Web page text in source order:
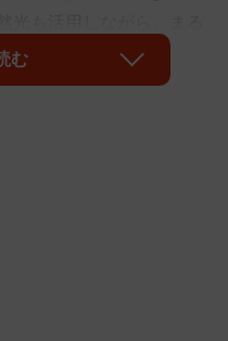
奥津さんは必見です。
む